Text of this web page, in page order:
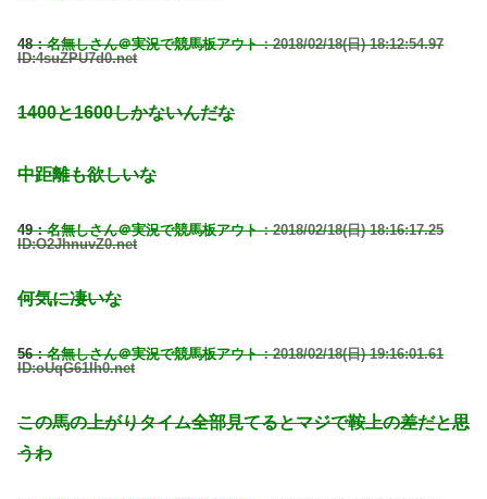
48：名無しさん＠実況で競馬板アウト：2018/02/18(日) 18:12:54.97
ID:4suZPU7d0.net
1400と1600しかないんだな
中距離も欲しいな
49：名無しさん＠実況で競馬板アウト：2018/02/18(日) 18:16:17.25
ID:O2JhnuvZ0.net
何気に凄いな
56：名無しさん＠実況で競馬板アウト：2018/02/18(日) 19:16:01.61
ID:oUqG61Ih0.net
この馬の上がりタイム全部見てるとマジで鞍上の差だと思
うわ